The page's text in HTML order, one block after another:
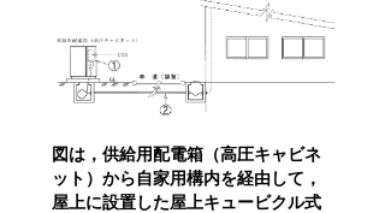
図は，供給用配電箱（高圧キャビネ
ット）から自家用構内を経由して，
屋上に設置した屋上キュービクル式